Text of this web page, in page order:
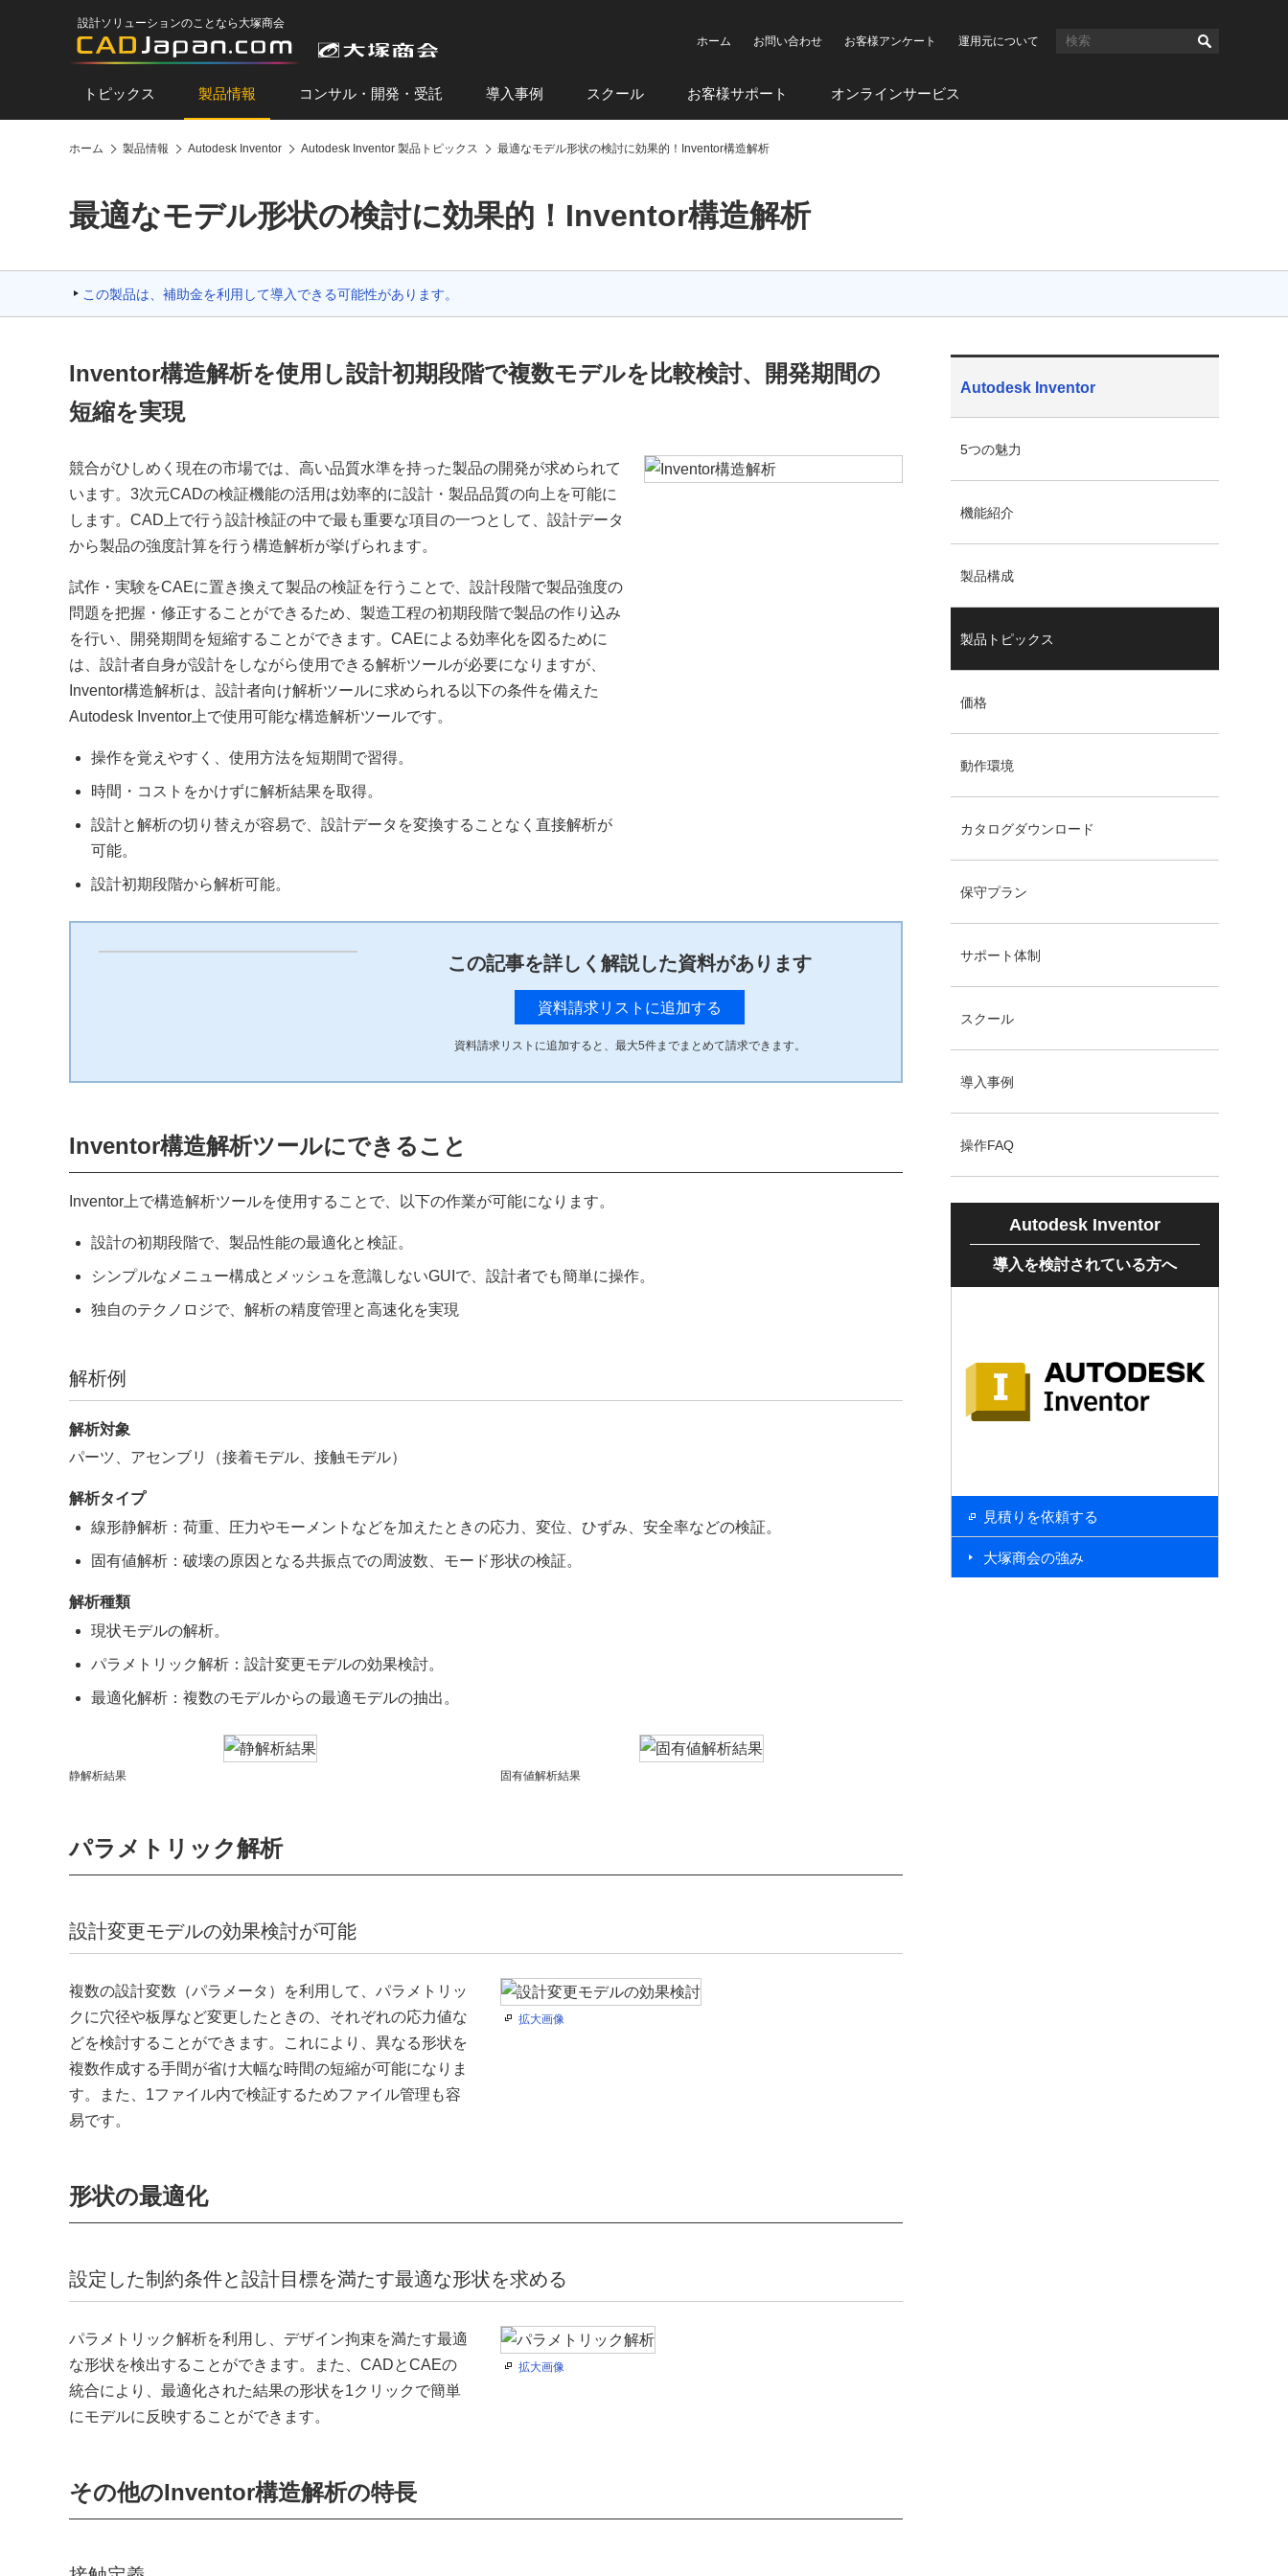
設計ソリューションのことなら大塚商会
ホーム
お問い合わせ お客様アンケート 運用元について
トピックス 製品情報 コンサル・開発・受託 導入事例 スクール お客様サポート オンラインサービス
ホーム 製品情報 Autodesk Inventor Autodesk Inventor 製品トピックス 最適なモデル形状の検討に効果的！Inventor構造解析
最適なモデル形状の検討に効果的！Inventor構造解析
この製品は、補助金を利用して導入できる可能性があります。
Inventor構造解析を使用し設計初期段階で複数モデルを比較検討、開発期間の
短縮を実現
競合がひしめく現在の市場では、高い品質水準を持った製品の開発が求められて
います。3次元CADの検証機能の活用は効率的に設計・製品品質の向上を可能に
します。CAD上で行う設計検証の中で最も重要な項目の一つとして、設計データ
から製品の強度計算を行う構造解析が挙げられます。
試作・実験をCAEに置き換えて製品の検証を行うことで、設計段階で製品強度の
問題を把握・修正することができるため、製造工程の初期段階で製品の作り込み
を行い、開発期間を短縮することができます。CAEによる効率化を図るために
は、設計者自身が設計をしながら使用できる解析ツールが必要になりますが、
Inventor構造解析は、設計者向け解析ツールに求められる以下の条件を備えた
Autodesk Inventor上で使用可能な構造解析ツールです。
操作を覚えやすく、使用方法を短期間で習得。
時間・コストをかけずに解析結果を取得。
設計と解析の切り替えが容易で、設計データを変換することなく直接解析が
可能。
設計初期段階から解析可能。
この記事を詳しく解説した資料があります
資料請求リストに追加する
資料請求リストに追加すると、最大5件までまとめて請求できます。
Inventor構造解析ツールにできること
Inventor上で構造解析ツールを使用することで、以下の作業が可能になります。
設計の初期段階で、製品性能の最適化と検証。
シンプルなメニュー構成とメッシュを意識しないGUIで、設計者でも簡単に操作。
独自のテクノロジで、解析の精度管理と高速化を実現
解析例
解析対象
パーツ、アセンブリ（接着モデル、接触モデル）
解析タイプ
線形静解析：荷重、圧力やモーメントなどを加えたときの応力、変位、ひずみ、安全率などの検証。
固有値解析：破壊の原因となる共振点での周波数、モード形状の検証。
解析種類
現状モデルの解析。
パラメトリック解析：設計変更モデルの効果検討。
最適化解析：複数のモデルからの最適モデルの抽出。
静解析結果 固有値解析結果
パラメトリック解析
設計変更モデルの効果検討が可能
複数の設計変数（パラメータ）を利用して、パラメトリッ
クに穴径や板厚など変更したときの、それぞれの応力値な
どを検討することができます。これにより、異なる形状を
複数作成する手間が省け大幅な時間の短縮が可能になりま
す。また、1ファイル内で検証するためファイル管理も容
易です。
拡大画像
形状の最適化
設定した制約条件と設計目標を満たす最適な形状を求める
パラメトリック解析を利用し、デザイン拘束を満たす最適
な形状を検出することができます。また、CADとCAEの
統合により、最適化された結果の形状を1クリックで簡単
にモデルに反映することができます。
拡大画像
その他のInventor構造解析の特長
Autodesk Inventor
5つの魅力
機能紹介
製品構成
製品トピックス
価格
動作環境
カタログダウンロード
保守プラン
サポート体制
スクール
導入事例
操作FAQ
Autodesk Inventor
導入を検討されている方へ
見積りを依頼する
大塚商会の強み